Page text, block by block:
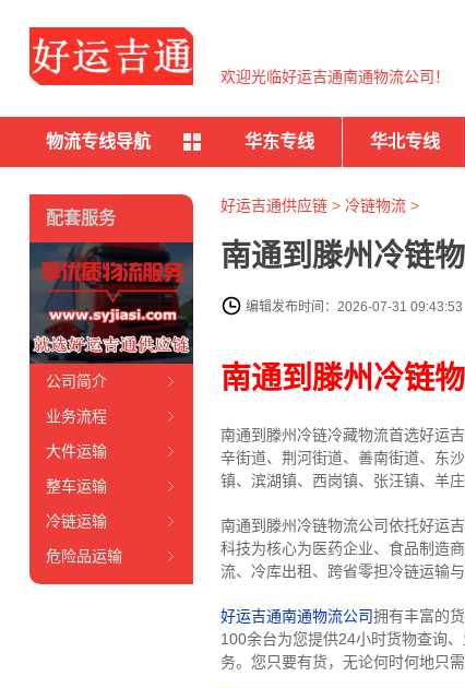
欢迎光临好运吉通南通物流公司！
物流专线导航 华东专线 华北专线
好运吉通供应链> 冷链物流>
南通到滕州冷链
编辑发布时间：2026-07-31 09:43:53
南通到滕州冷链
南通到滕州冷链冷藏物流首选好运
辛街道、荆河街道、善南街道、东
镇、滨湖镇、西岗镇、张汪镇、羊庄
南通到滕州冷链物流公司依托好运
科技为核心为医药企业、食品制造
流、冷库出租、跨省零担冷链运输与
好运吉通南通物流公司拥有丰富的
100余台为您提供24小时货物查询
务。 您只要有货，无论何时何地只
配套服务
公司简介
业务流程
大件运输
整车运输
冷链运输
危险品运输